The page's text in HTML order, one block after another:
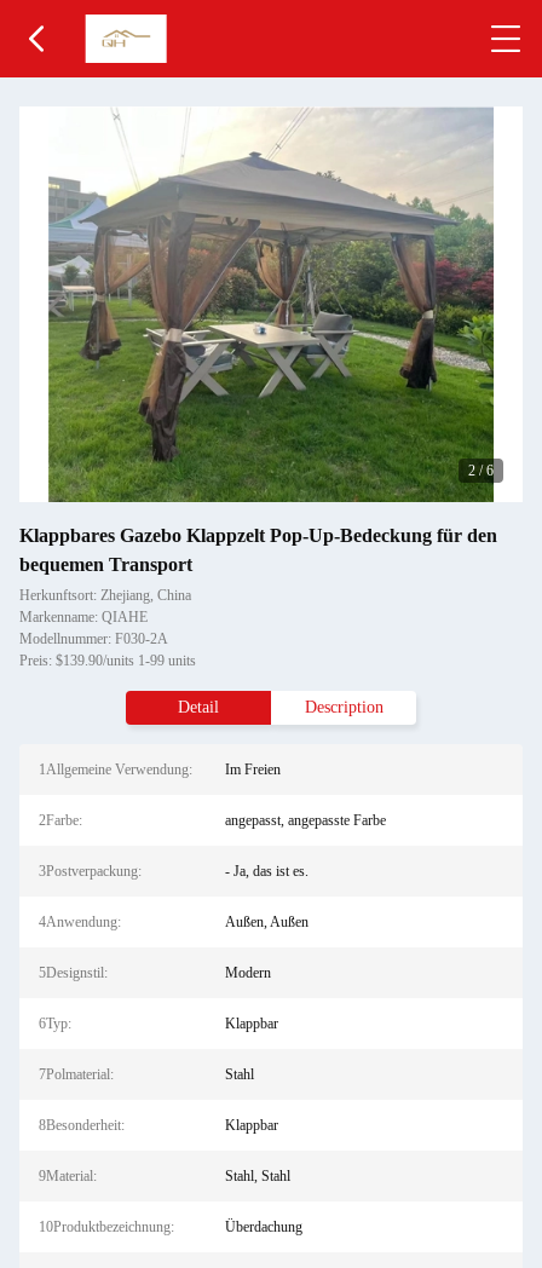
2 /6
Klappbares Gazebo Klappzelt Pop-Up-Bedeckung für den
bequemen Transport
Herkunftsort: Zhejiang, China
Markenname: QIAHE
Modellnummer: F030-2A
Preis: $139.90/units 1-99 units
Detail Description
1Allgemeine Verwendung: Im Freien
2Farbe: angepasst, angepasste Farbe
3Postverpackung: - Ja, das ist es.
4Anwendung: Außen, Außen
5Designstil: Modern
6Typ: Klappbar
7Polmaterial: Stahl
8Besonderheit: Klappbar
9Material: Stahl, Stahl
10Produktbezeichnung: Überdachung